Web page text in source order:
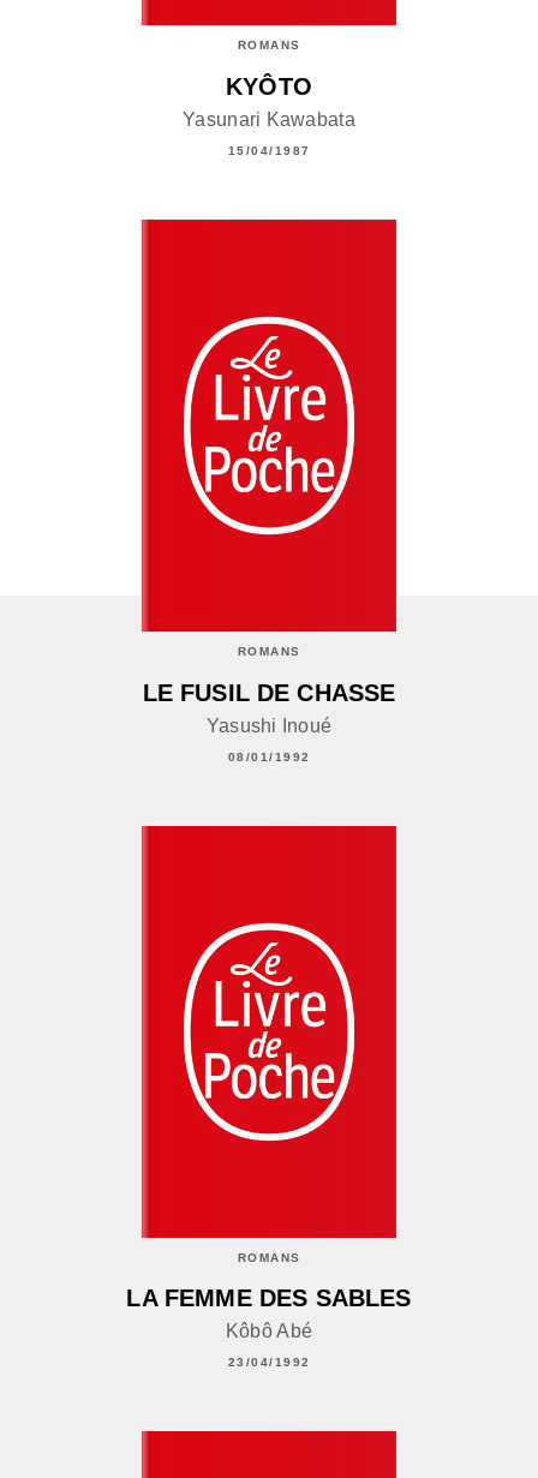
ROMANS
KYÔTO
Yasunari Kawabata
15/04/1987
ROMANS
LE FUSIL DE CHASSE
Yasushi Inoué
08/01/1992
ROMANS
LA FEMME DES SABLES
Kôbô Abé
23/04/1992